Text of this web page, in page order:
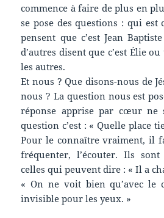
commence à faire de plus en
se pose des questions : qui est
pensent que c’est Jean
d’autres disent que c’est Élie
les autres.
Et nous ? Que disons-nous de
nous ? La question nous est
réponse apprise par cœur ne
question c’est : « Quelle place
Pour le connaître vraiment, il
fréquenter, l’écouter. Ils
celles qui peuvent dire : « Il a
« On ne voit bien qu’avec le
invisible pour les yeux. »